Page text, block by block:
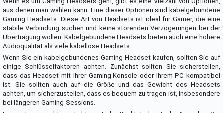
aus denen man wählen kann. Eine dieser Optionen sind kabelgebundene
Gaming Headsets. Diese Art von Headsets ist ideal für Gamer, die eine
stabile Verbindung suchen und keine störenden Verzögerungen bei der
Übertragung wollen. Kabelgebundene Headsets bieten auch eine höhere
Audioqualität als viele kabellose Headsets.
Wenn Sie ein kabelgebundenes Gaming Headset kaufen, sollten Sie auf
einige Schlüsselfaktoren achten. Zunächst sollten Sie sicherstellen,
dass das Headset mit Ihrer Gaming-Konsole oder Ihrem PC kompatibel
ist. Sie sollten auch auf die Größe und das Gewicht des Headsets
achten, um sicherzustellen, dass es bequem zu tragen ist, insbesondere
bei längeren Gaming-Sessions.